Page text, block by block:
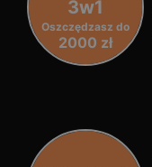
3w1
Oszczędzasz do
2000 zł